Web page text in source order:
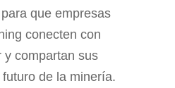
que empresas
conecten con
y compartan sus
de la minería.